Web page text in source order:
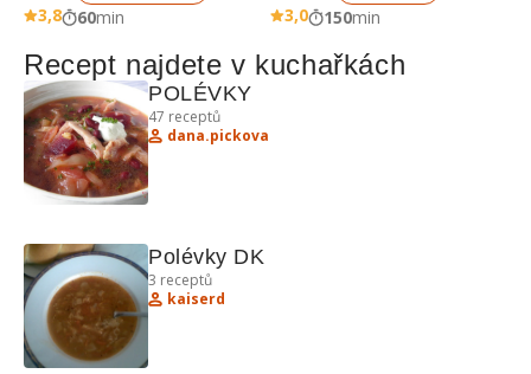
3,8 60min 3,0 150min
Recept najdete v kuchařkách
POLÉVKY
47 receptů
dana.pickova
Polévky DK
3 receptů
kaiserd